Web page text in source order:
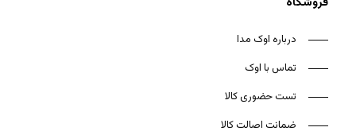
درباره اوک مدا
تماس با اوک
تست حضوری کالا
ضمانت اصالت کالا